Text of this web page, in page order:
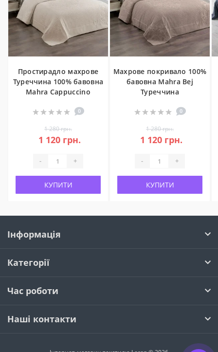
Простирадло махрове
Туреччина 100% бавовна
Mahra Cappuccino
0
1 280 грн.
1 120 грн.
- +
КУПИТИ
Махрове покривало 100%
бавовна Mahra Bej
Туреччина
0
1 280 грн.
1 120 грн.
- +
КУПИТИ
Інформація
Категорії
Час роботи
Наші контакти